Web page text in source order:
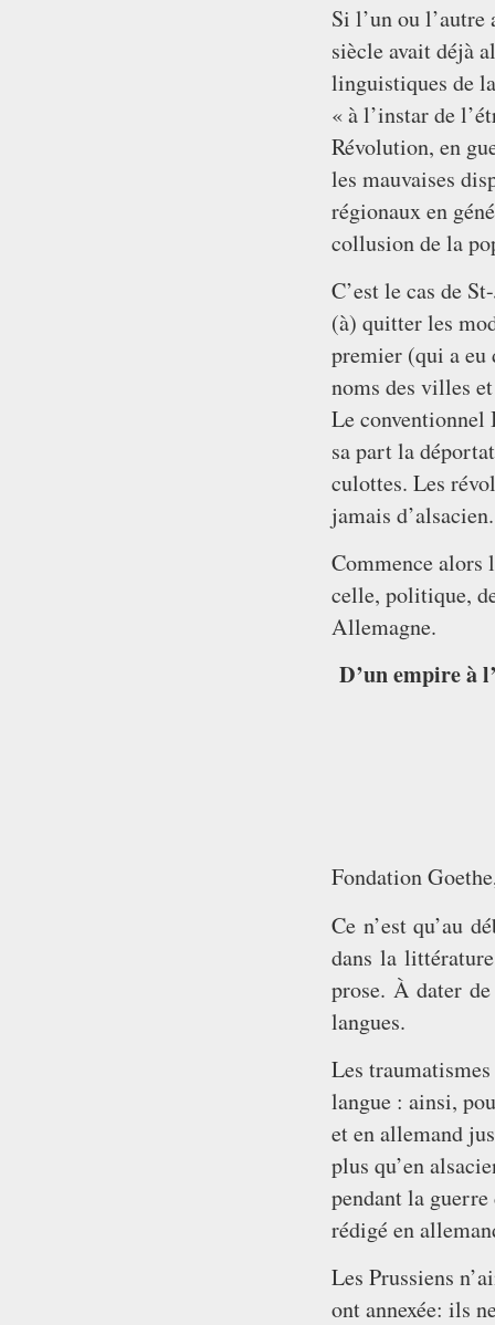
Si l’un ou
siècle avait déjà
linguistiques de
« à l’instar de
Révolution, en
les mauvaises
régionaux en
collusion de la
C’est le cas de
(à) quitter les
premier (qui a eu
noms des villes
Le conventionnel
sa part la
culottes. Les
jamais d’alsacien.
Commence alors
celle, politique,
Allemagne.
D’un empire à
Fondation
Ce n’est qu’au
dans la
prose. À dater
langues.
Les
langue : ainsi,
et en allemand
plus qu’en
pendant la
rédigé en
Les Prussiens
ont annexée: ils